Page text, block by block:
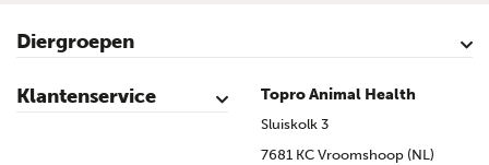
Diergroepen
Rundvee
Kalveren
Schapen
Schaap lammeren
Geiten
Geit lammeren
Varkens
Biggen
Pluimvee
Klantenservice
Contact
Mijn account
Veilig winkelen
Algemene voorwaarden
Privacy- en cookieverklaring
Disclaimer
Bronvermelding
Sitemap
Topro Partners
Cow Programme krant archief
Topro Animal Health
Sluiskolk 3
7681 KC Vroomshoop (NL)